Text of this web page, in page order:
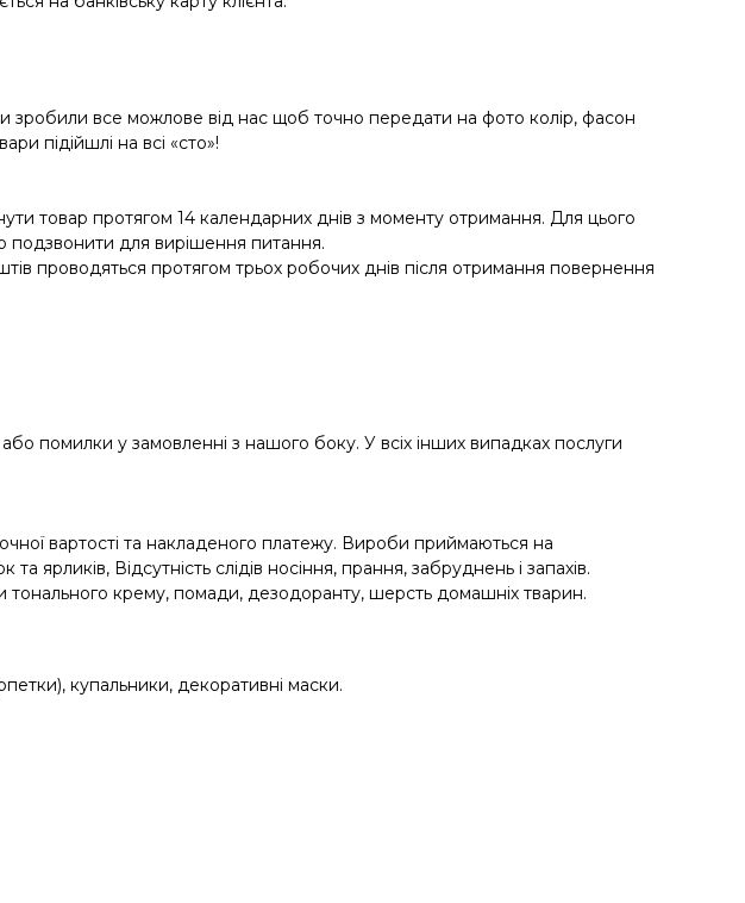
зробили все можлове від нас щоб точно передати на фото колір, фасон
підійшлі на всі «сто»!
товар протягом 14 календарних днів з моменту отримання. Для цього
подзвонити для вирішення питання.
проводяться протягом трьох робочих днів після отримання повернення
помилки у замовленні з нашого боку. У всіх інших випадках послуги
вартості та накладеного платежу. Вироби приймаються на
Відсутність слідів носіння, прання, забруднень і запахів.
крему, помади, дезодоранту, шерсть домашніх тварин.
купальники, декоративні маски.